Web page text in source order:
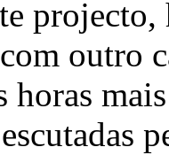
outro
horas